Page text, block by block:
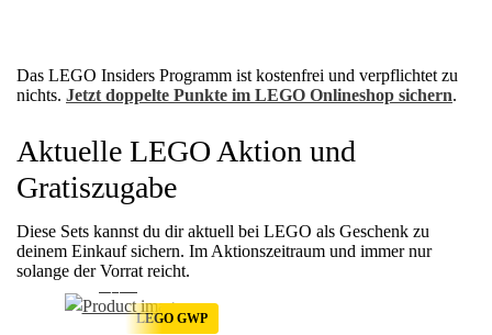
Das LEGO Insiders Programm ist kostenfrei und verpflichtet zu
nichts. Jetzt doppelte Punkte im LEGO Onlineshop sichern.
Aktuelle LEGO Aktion und
Gratiszugabe
Diese Sets kannst du dir aktuell bei LEGO als Geschenk zu
deinem Einkauf sichern. Im Aktionszeitraum und immer nur
solange der Vorrat reicht.
LEGO GWP